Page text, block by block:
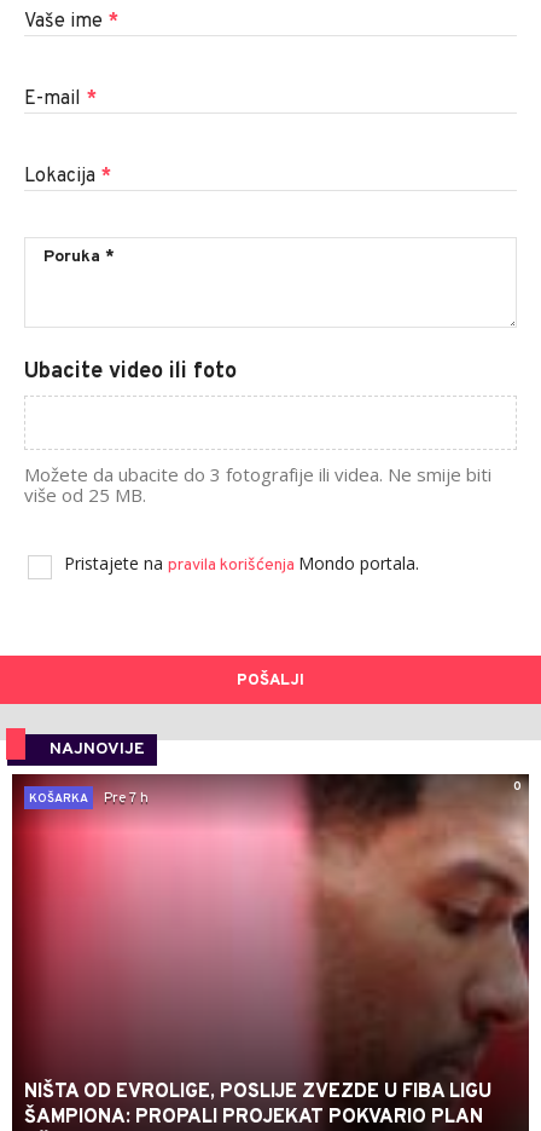
Vaše ime *
E-mail *
Lokacija *
Ubacite video ili foto
Možete da ubacite do 3 fotografije ili videa. Ne smije biti
više od 25 MB.
Pristajete na pravila korišćenja Mondo portala.
POŠALJI
NAJNOVIJE
0
KOŠARKA
Pre 7 h
NIŠTA OD EVROLIGE, POSLIJE ZVEZDE U FIBA LIGU
ŠAMPIONA: PROPALI PROJEKAT POKVARIO PLAN